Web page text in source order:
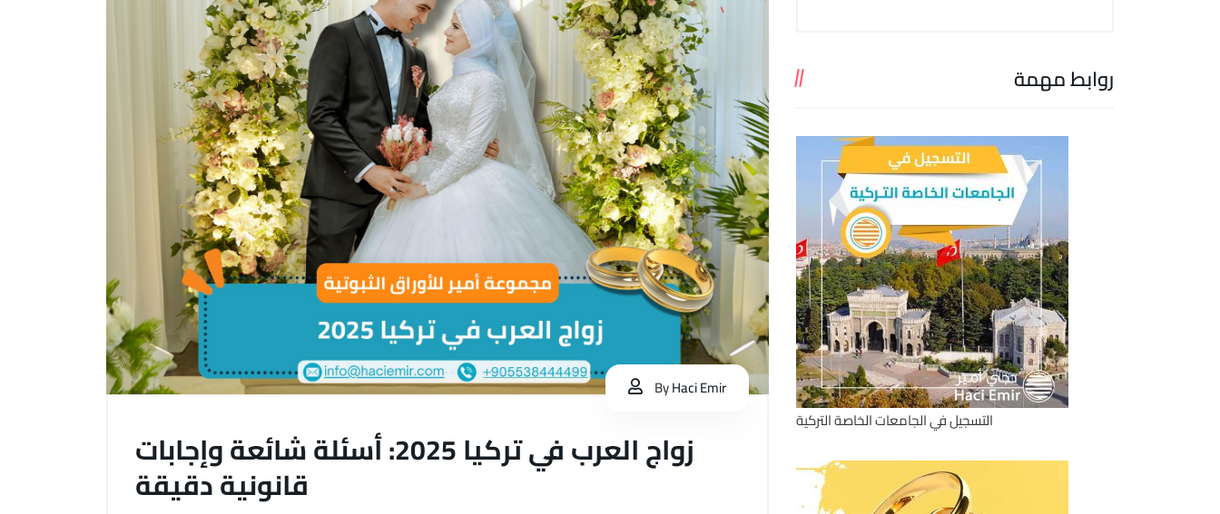
ByHaci Emir
زواج العرب في تركيا 2025: أسئلة شائعة وإجابات
قانونية دقيقة
روابط مهمة
التسجيل في الجامعات الخاصة التركية